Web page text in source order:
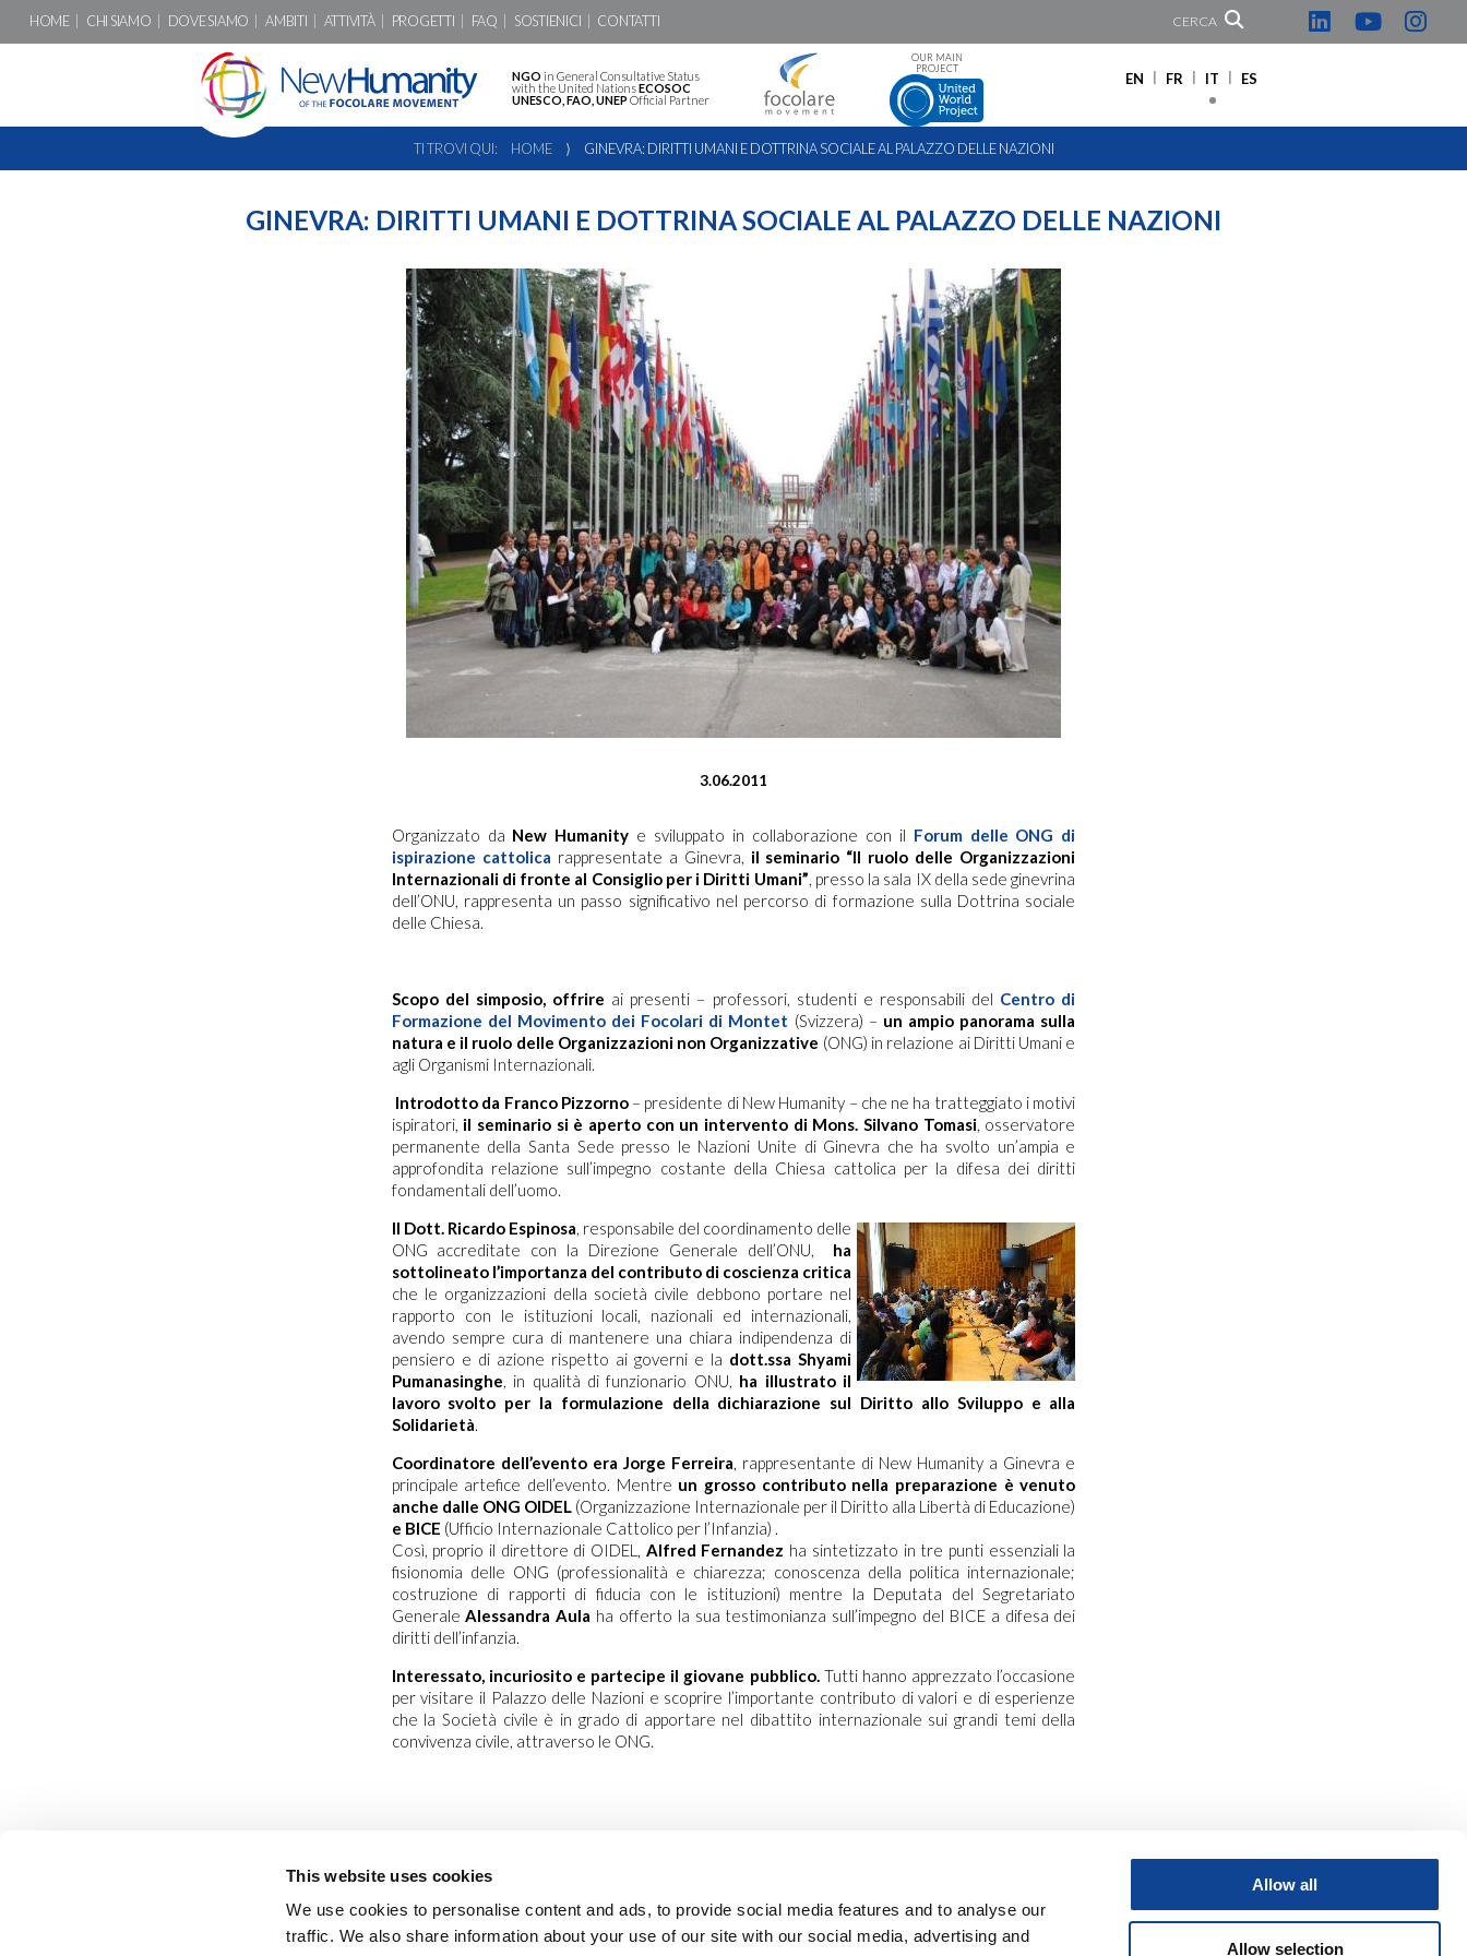
This website uses cookies
We use cookies to personalise content and ads, to provide social media features and to analyse our
traffic. We also share information about your use of our site with our social media, advertising and
Allow all
Allow selection
HOME CHI SIAMO DOVE SIAMO AMBITI ATTIVITÀ PROGETTI FAQ SOSTIENICI CONTATTI CERCA
NGO in General Consultative Status
with the United NationsECOSOC
UNESCO, FAO, UNEP Official Partner
OUR MAIN
PROJECT
EN FR IT ES
TI TROVI QUI: HOME ⟩ GINEVRA: DIRITTI UMANI E DOTTRINA SOCIALE AL PALAZZO DELLE NAZIONI
GINEVRA: DIRITTI UMANI E DOTTRINA SOCIALE AL PALAZZO DELLE NAZIONI
3.06.2011
Organizzato da New Humanity e sviluppato in collaborazione con il Forum delle ONG di
ispirazione cattolica rappresentate a Ginevra, il seminario “Il ruolo delle Organizzazioni
Internazionali di fronte al Consiglio per i Diritti Umani”,­­­­­­­­­ presso la sala IX della sede ginevrina
dell’ONU, rappresenta un passo significativo nel percorso di formazione sulla Dottrina sociale
delle Chiesa.
Scopo del simposio, offrire ai presenti – professori, studenti e responsabili del Centro di
Formazione del Movimento dei Focolari di Montet (Svizzera) – un ampio panorama sulla
natura e il ruolo delle Organizzazioni non Organizzative (ONG) in relazione ai Diritti Umani e
agli Organismi Internazionali.
Introdotto da Franco Pizzorno– presidente di New Humanity – che ne ha tratteggiato i motivi
ispiratori, il seminario si è aperto con un intervento di Mons. Silvano Tomasi, osservatore
permanente della Santa Sede presso le Nazioni Unite di Ginevra che ha svolto un’ampia e
approfondita relazione sull’impegno costante della Chiesa cattolica per la difesa dei diritti
fondamentali dell’uomo.
Il Dott. Ricardo Espinosa, responsabile del coordinamento delle
ONG accreditate con la Direzione Generale dell’ONU, ha
sottolineato l’importanza del contributo di coscienza critica
che le organizzazioni della società civile debbono portare nel
rapporto con le istituzioni locali, nazionali ed internazionali,
avendo sempre cura di mantenere una chiara indipendenza di
pensiero e di azione rispetto ai governi e la dott.ssa Shyami
Pumanasinghe, in qualità di funzionario ONU, ha illustrato il
lavoro svolto per la formulazione della dichiarazione sul Diritto allo Sviluppo e alla
Solidarietà.
Coordinatore dell’evento era Jorge Ferreira, rappresentante di New Humanity a Ginevra e
principale artefice dell’evento. Mentre un grosso contributo nella preparazione è venuto
anche dalle ONG OIDEL(Organizzazione Internazionale per il Diritto alla Libertà di Educazione)
e BICE (Ufficio Internazionale Cattolico per l’Infanzia) .
Così, proprio il direttore di OIDEL, Alfred Fernandez ha sintetizzato in tre punti essenziali la
fisionomia delle ONG (professionalità e chiarezza; conoscenza della politica internazionale;
costruzione di rapporti di fiducia con le istituzioni) mentre la Deputata del Segretariato
GeneraleAlessandra Aula ha offerto la sua testimonianza sull’impegno del BICE a difesa dei
diritti dell’infanzia.
Interessato, incuriosito e partecipe il giovane pubblico.Tutti hanno apprezzato l’occasione
per visitare il Palazzo delle Nazioni e scoprire l’importante contributo di valori e di esperienze
che la Società civile è in grado di apportare nel dibattito internazionale sui grandi temi della
convivenza civile, attraverso le ONG.